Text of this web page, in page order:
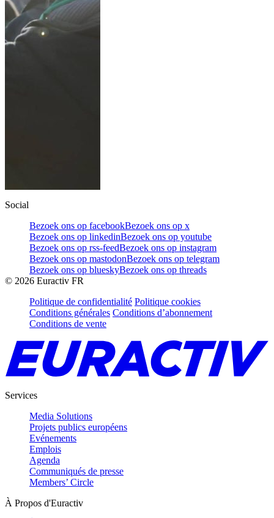
Social
Bezoek ons op facebookBezoek ons op x
Bezoek ons op linkedinBezoek ons op youtube
Bezoek ons op rss-feedBezoek ons op instagram
Bezoek ons op mastodonBezoek ons op telegram
Bezoek ons op blueskyBezoek ons op threads
© 2026 Euractiv FR
Politique de confidentialité Politique cookies
Conditions générales Conditions d’abonnement
Conditions de vente
Services
Media Solutions
Projets publics européens
Evénements
Emplois
Agenda
Communiqués de presse
Members’ Circle
À Propos d'Euractiv